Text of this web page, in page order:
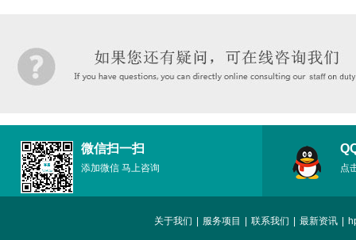
微信扫一扫
添加微信 马上咨询 点
关于我们 服务项目 联系我们 最新资讯